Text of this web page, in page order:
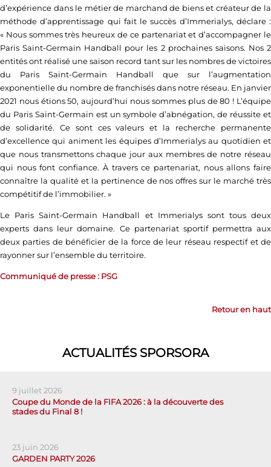
d’expérience dans le métier de marchand de biens et créateur de la
méthode d’apprentissage qui fait le succès d’Immerialys, déclare :
« Nous sommes très heureux de ce partenariat et d’accompagner le
Paris Saint-Germain Handball pour les 2 prochaines saisons. Nos 2
entités ont réalisé une saison record tant sur les nombres de victoires
du Paris Saint-Germain Handball que sur l’augmentation
exponentielle du nombre de franchisés dans notre réseau. En janvier
2021 nous étions 50, aujourd’hui nous sommes plus de 80 ! L’équipe
du Paris Saint-Germain est un symbole d’abnégation, de réussite et
de solidarité. Ce sont ces valeurs et la recherche permanente
d’excellence qui animent les équipes d’Immerialys au quotidien et
que nous transmettons chaque jour aux membres de notre réseau
qui nous font confiance. À travers ce partenariat, nous allons faire
connaître la qualité et la pertinence de nos offres sur le marché très
compétitif de l’immobilier. »
Le Paris Saint-Germain Handball et Immerialys sont tous deux
experts dans leur domaine. Ce partenariat sportif permettra aux
deux parties de bénéficier de la force de leur réseau respectif et de
rayonner sur l’ensemble du territoire.
Communiqué de presse : PSG
Retour en haut
ACTUALITÉS SPORSORA
9 juillet 2026
Coupe du Monde de la FIFA 2026 : à la découverte des
stades du Final 8 !
23 juin 2026
GARDEN PARTY 2026